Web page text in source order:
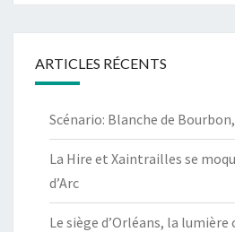
ARTICLES RÉCENTS
Scénario: Blanche de
La Hire et Xaintrailles se
d’Arc
Le siège d’Orléans, la lumière